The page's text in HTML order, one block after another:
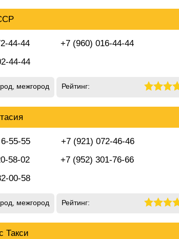
44-44
+7 (960) 016-44-44
44-44
межгород Рейтинг:
55-55
+7 (921) 072-46-46
58-02
+7 (952) 301-76-66
00-58
межгород Рейтинг:
Такси